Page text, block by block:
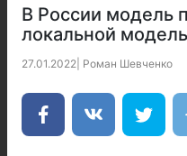
В России модель
локальной
27.01.2022 Роман Шевченко